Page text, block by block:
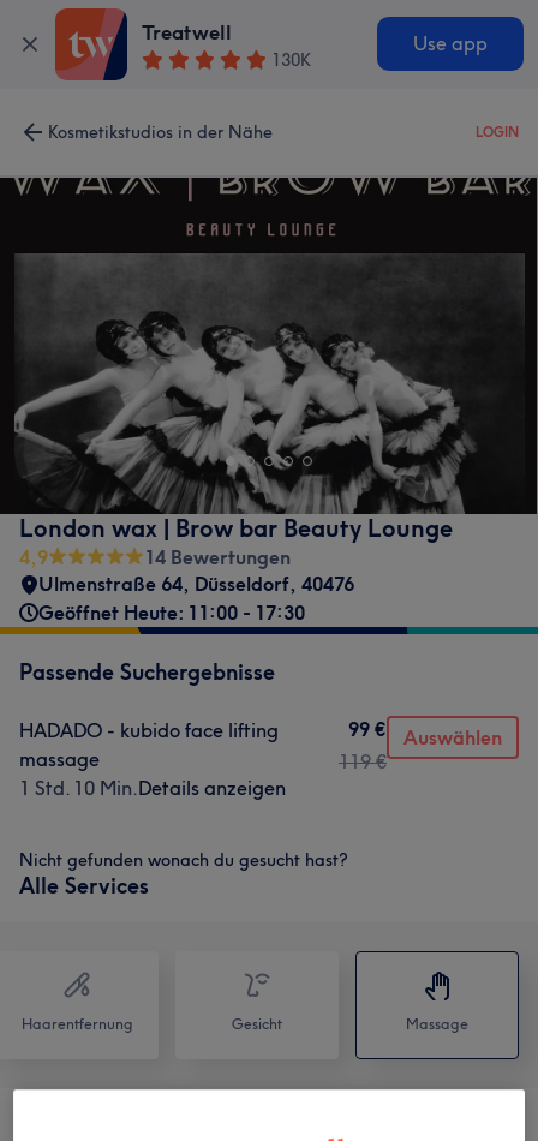
Treatwell
130K
Use app
Kosmetikstudios in der Nähe LOGIN
London wax | Brow bar Beauty Lounge
4,9
14 Bewertungen
Ulmenstraße 64, Düsseldorf, 40476
Geöffnet Heute: 11:00 - 17:30
Passende Suchergebnisse
HADADO - kubido face lifting
massage
1 Std. 10 Min.Details anzeigen
99 €
119 €
Auswählen
Nicht gefunden wonach du gesucht hast?
Alle Services
Haarentfernung Gesicht Massage